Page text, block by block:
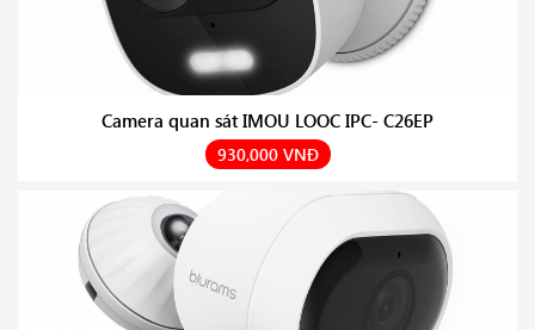
Camera quan sát IMOU LOOC IPC- C26EP
930,000 VNĐ